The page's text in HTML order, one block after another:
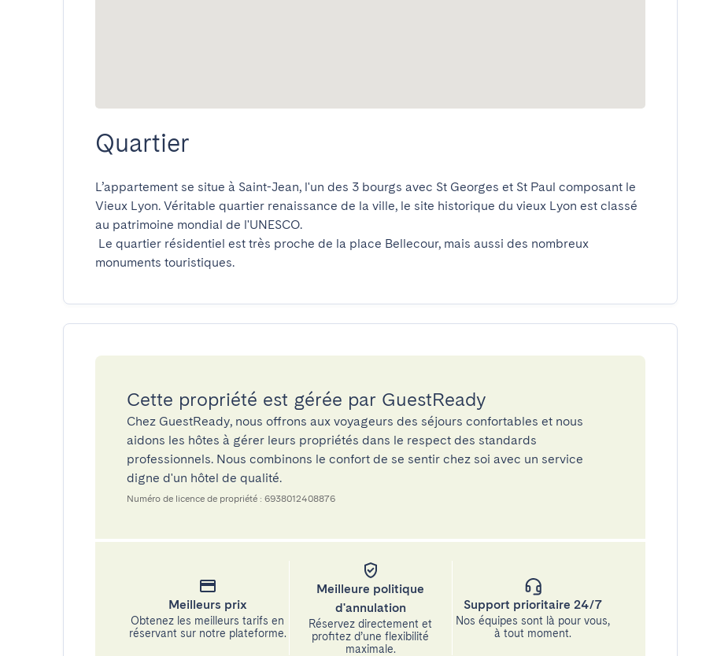
Quartier
L’appartement se situe à Saint-Jean, l'un des 3 bourgs avec St Georges et St Paul composant le
Vieux Lyon. Véritable quartier renaissance de la ville, le site historique du vieux Lyon est classé
au patrimoine mondial de l'UNESCO.
monuments touristiques.
Cette propriété est gérée par GuestReady
Chez GuestReady, nous offrons aux voyageurs des séjours confortables et nous
aidons les hôtes à gérer leurs propriétés dans le respect des standards
professionnels. Nous combinons le confort de se sentir chez soi avec un service
digne d'un hôtel de qualité.
Numéro de licence de propriété : 6938012408876
Meilleurs prix
Obtenez les meilleurs tarifs en
réservant sur notre plateforme.
Meilleure politique
d'annulation
Réservez directement et
profitez d’une flexibilité
maximale.
Support prioritaire 24/7
Nos équipes sont là pour vous,
à tout moment.